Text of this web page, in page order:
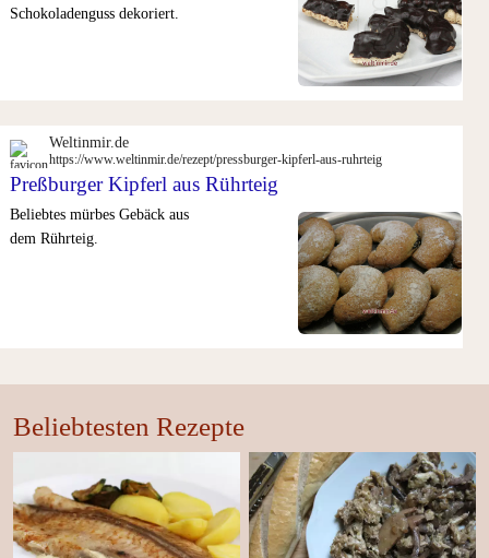
Schokoladenguss dekoriert.
Weltinmir.de
https://www.weltinmir.de/rezept/pressburger-kipferl-aus-ruhrteig
Preßburger Kipferl aus Rührteig
Beliebtes mürbes Gebäck aus
dem Rührteig.
Beliebtesten Rezepte